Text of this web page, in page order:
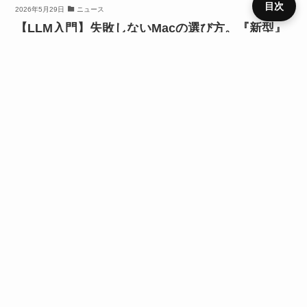
2026年5月29日 ニュース
【LLM入門】失敗しないMacの選び方。『新型』
目次